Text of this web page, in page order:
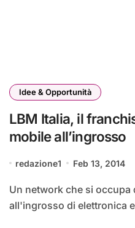
Idee & Opportunità
LBM Italia, il
mobile all’ingrosso
redazione1 Feb 13, 2014
Un network che si occupa della distribuzione
all'ingrosso di elettronica